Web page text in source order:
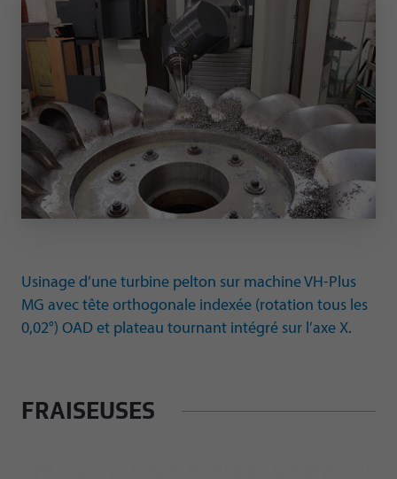
Usinage d’une turbine pelton sur machine VH-Plus
MG avec tête orthogonale indexée (rotation tous les
0,02°) OAD et plateau tournant intégré sur l’axe X.
FRAISEUSES